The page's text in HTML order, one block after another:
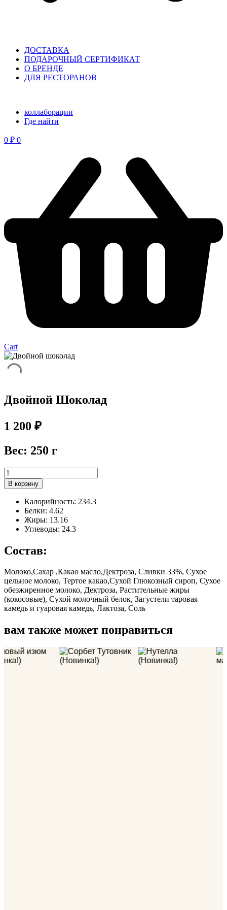
ДОСТАВКА
ПОДАРОЧНЫЙ СЕРТИФИКАТ
О БРЕНДЕ
ДЛЯ РЕСТОРАНОВ
коллаборации
⁠Где найти
0 ₽ 0
Cart
Двойной Шоколад
1 200 ₽
Вес: 250 г
Количество
товара
Двойной
Шоколад
В корзину
Калорийность: 234.3
Белки: 4.62
Жиры: 13.16
Углеводы: 24.3
Состав:
Молоко,Сахар ,Какао масло,Дектроза, Сливки 33%, Сухое
цельное молоко, Тертое какао,Сухой Глюкозный сироп, Сухое
обезжиренное молоко, Дектроза, Растительные жиры
(кокосовые), Сухой молочный белок, Загустели таровая
камедь и гуаровая камедь, Лактоза, Соль
вам также может понравиться